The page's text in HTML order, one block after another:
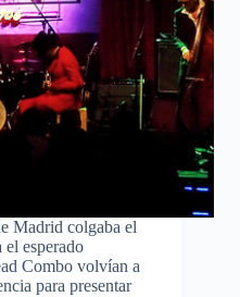
Madrid colgaba el
el esperado
Combo volvían a
para presentar